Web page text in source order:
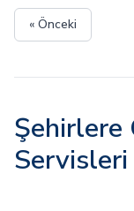
« Önceki
Şehirlere
Servisleri